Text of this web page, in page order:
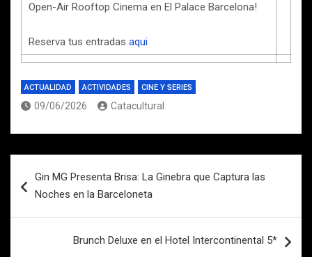
Open-Air Rooftop Cinema en El Palace Barcelona!
Reserva tus entradas aqui
ACTUALIDAD ACTIVIDADES CINE Y SERIES
09/06/2026 Catacultural
de
Gin MG Presenta Brisa: La Ginebra que Captura las
Noches en la Barceloneta
Brunch Deluxe en el Hotel Intercontinental 5*